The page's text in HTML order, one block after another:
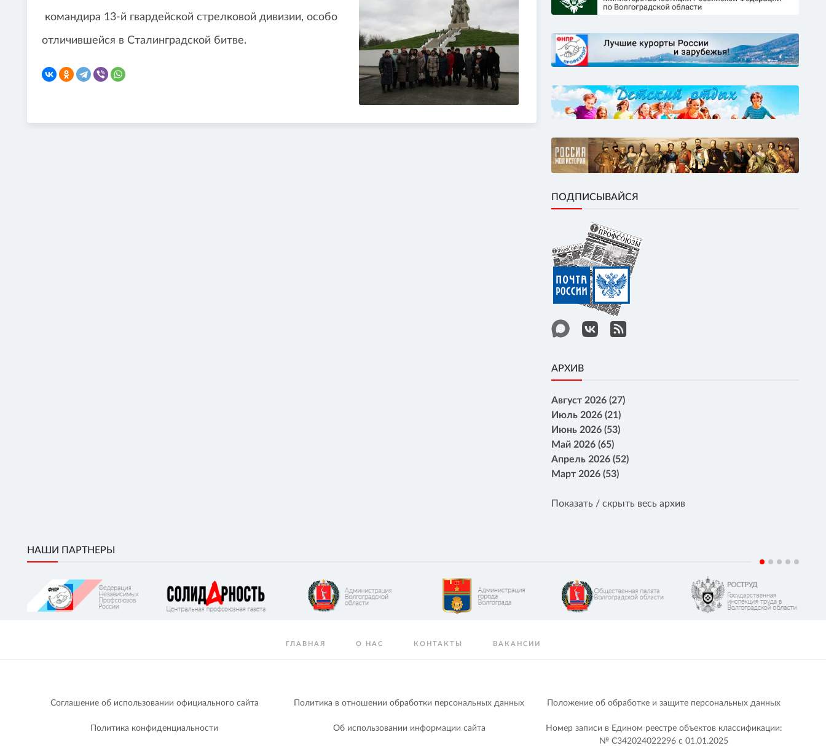
командира 13-й гвардейской стрелковой дивизии, особо
отличившейся в Сталинградской битве.
ПОДПИСЫВАЙСЯ
АРХИВ
Август 2026 (27)
Июль 2026 (21)
Июнь 2026 (53)
Май 2026 (65)
Апрель 2026 (52)
Март 2026 (53)
Показать / скрыть весь архив
НАШИ ПАРТНЕРЫ
ГЛАВНАЯ О НАС КОНТАКТЫ ВАКАНСИИ
Соглашение об использовании официального сайта Политика в отношении обработки персональных данных Положение об обработке и защите персональных данных
Политика конфиденциальности Об использовании информации сайта
Номер записи в Едином реестре объектов классификации:
№ С342024022296 c 01.01.2025